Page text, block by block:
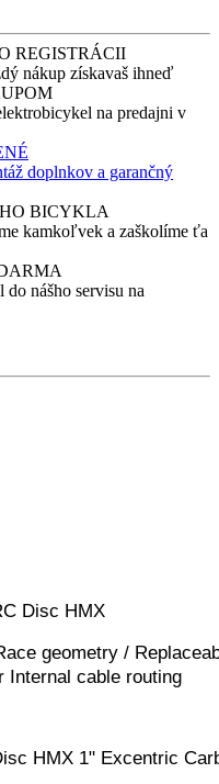
REGISTRÁCII
nákup získavaš ihneď
na predajni v
doplnkov a garančný
BICYKLA
kamkoľvek a zaškolíme ťa
nášho servisu na
Disc HMX
geometry /
Internal cable routing
HMX 1" Excentric